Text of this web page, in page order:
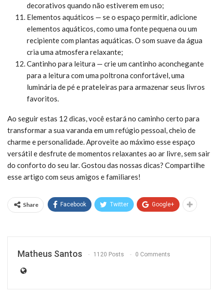
decorativos quando não estiverem em uso;
Elementos aquáticos — se o espaço permitir, adicione
elementos aquáticos, como uma fonte pequena ou um
recipiente com plantas aquáticas. O som suave da água
cria uma atmosfera relaxante;
Cantinho para leitura — crie um cantinho aconchegante
para a leitura com uma poltrona confortável, uma
luminária de pé e prateleiras para armazenar seus livros
favoritos.
Ao seguir estas 12 dicas, você estará no caminho certo para
transformar a sua varanda em um refúgio pessoal, cheio de
charme e personalidade. Aproveite ao máximo esse espaço
versátil e desfrute de momentos relaxantes ao ar livre, sem sair
do conforto do seu lar. Gostou das nossas dicas? Compartilhe
esse artigo com seus amigos e familiares!
Share Facebook Twitter Google+
Matheus Santos 1120 Posts 0 Comments